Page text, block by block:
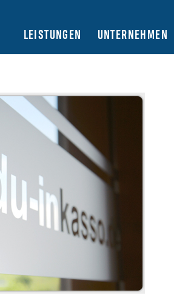
LEISTUNGEN UNTERNEHMEN